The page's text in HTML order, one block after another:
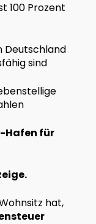
100 Prozent
Deutschland
sind
Hafen für
hat,